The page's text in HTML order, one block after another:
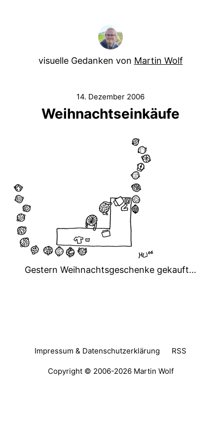
visuelle Gedanken von Martin Wolf
14. Dezember 2006
Weihnachtseinkäufe
Gestern Weihnachtsgeschenke gekauft…
Impressum & Datenschutzerklärung RSS
Copyright © 2006-2026 Martin Wolf